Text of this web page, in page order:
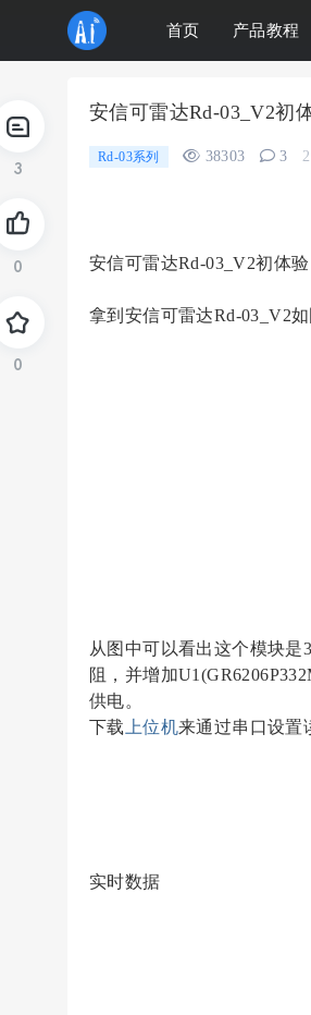
首页 产品教程
3
0
0
安信可雷达Rd-03_V2初
Rd-03系列 38303 3
安信可雷达Rd-03_V2初体验
拿到安信可雷达Rd-03_V2如
从图中可以看出这个模块
阻，并增加U1(
供电。
下载 上位机来通过串口设置
实时数据